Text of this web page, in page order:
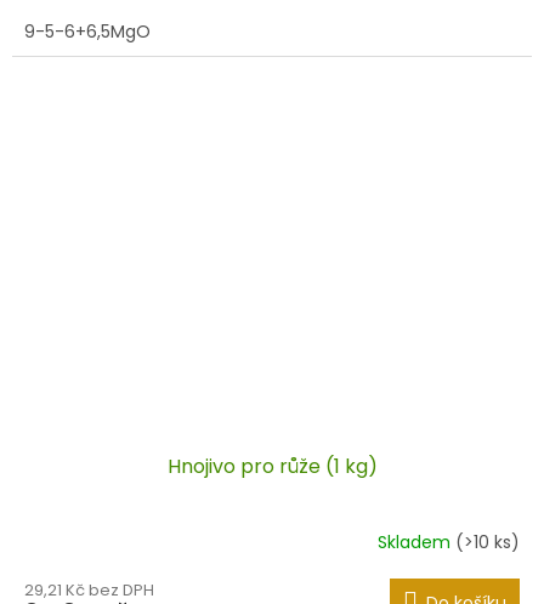
9-5-6+6,5MgO
Hnojivo pro růže (1 kg)
Skladem (>10 ks)
29,21 Kč bez DPH